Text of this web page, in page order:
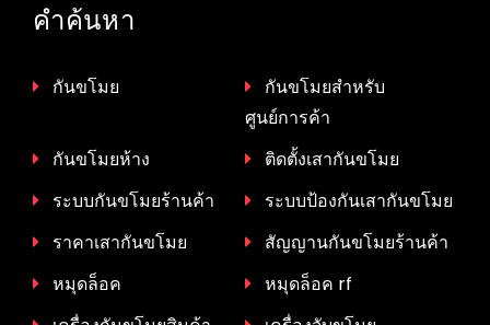
คำค้นหา
กันขโมย
กันขโมยสำหรับ
ศูนย์การค้า
กันขโมยห้าง
ติดตั้งเสากันขโมย
ระบบกันขโมยร้านค้า
ระบบป้องกันเสากันขโมย
ราคาเสากันขโมย
สัญญานกันขโมยร้านค้า
หมุดล็อค
หมุดล็อค rf